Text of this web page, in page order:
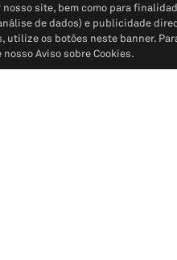
site, bem como para
de dados) e publicidade
utilize os botões neste banner.
Aviso sobre Cookies.